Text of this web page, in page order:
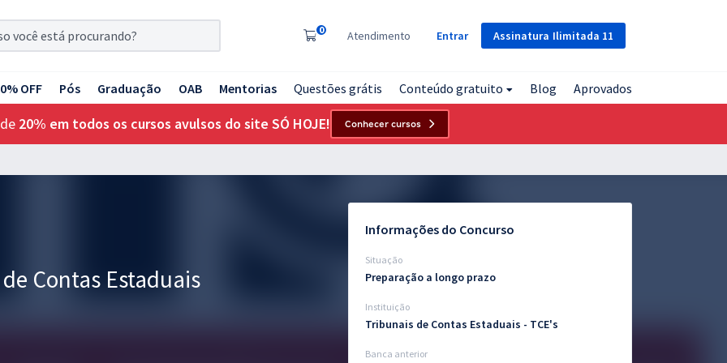
Assinatura Ilimitada 11
0 Atendimento Entrar
OFF Pós Graduação OAB Mentorias Questões grátis Conteúdo gratuito Blog Aprovados
20% em todos os cursos avulsos do site SÓ HOJE! Conhecer cursos
Contas Estaduais
Informações do Concurso
Situação
Preparação a longo prazo
Instituição
Tribunais de Contas Estaduais - TCE's
Banca anterior